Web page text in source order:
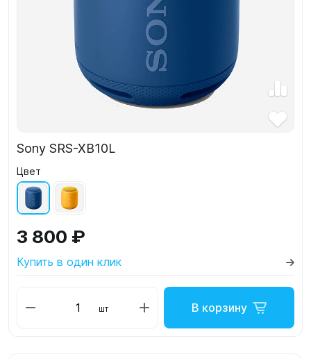
Sony SRS-XB10L
Цвет
3 800 ₽
Купить в один клик
шт В корзину